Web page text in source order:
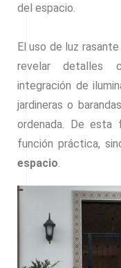
del espacio.
El uso de luz
revelar detalles
integración de
jardineras o
ordenada. De esta
función práctica,
espacio.